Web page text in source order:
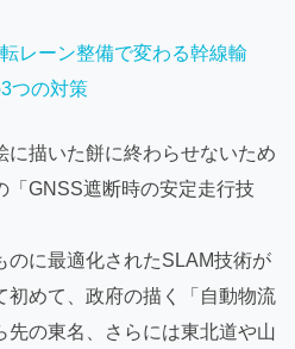
レーン整備で変わる幹線輸
つの対策
に描いた餅に終わらせないため
「GNSS遮断時の安定走行技
のに最適化されたSLAM技術が
初めて、政府の描く「自動物流
先の東名、さらには東北道や山